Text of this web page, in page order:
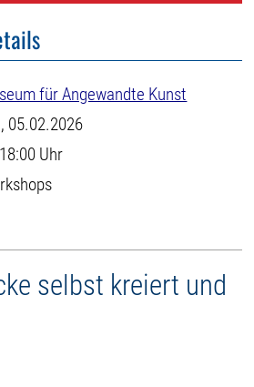
für Angewandte Kunst
05.02.2026
Uhr
selbst kreiert und